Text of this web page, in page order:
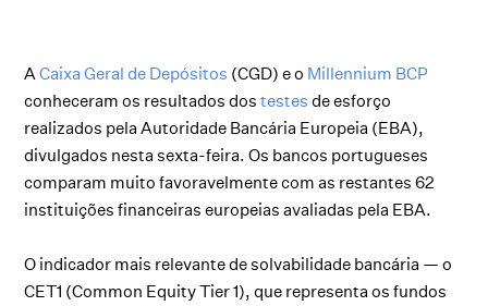
ACaixa Geral de Depósitos (CGD) e o Millennium BCP
conheceram os resultados dostestes de esforço
realizados pela Autoridade Bancária Europeia (EBA),
divulgados nesta sexta-feira. Os bancos portugueses
comparam muito favoravelmente com as restantes 62
instituições financeiras europeias avaliadas pela EBA.
O indicador mais relevante de solvabilidade bancária — o
CET1 (Common Equity Tier 1), que representa os fundos